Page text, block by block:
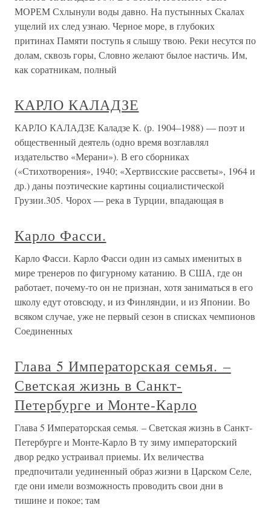
МОРЕМ Схлынули воды давно. На пустынных Скалах
ущелий их след узнаю. Черное море, в глубоких
притинах Памяти поступь я слышу твою. Реки несутся по
долам, сквозь горы, Словно желают былое настичь. Им,
как соратникам, полный
КАРЛО КАЛАДЗЕ
КАРЛО КАЛАДЗЕ Каладзе К. (р. 1904–1988) — поэт и
общественный деятель (одно время возглавлял
издательство «Мерани»). В его сборниках
(«Стихотворения», 1940; «Хертвисские рассветы», 1964 и
др.) даны поэтические картины социалистической
Грузии.305. Чорох — река в Турции, впадающая в
Карло Фасси.
Карло Фасси. Карло Фасси один из самых именитых в
мире тренеров по фигурному катанию. В США, где он
работает, почему-то он не признан, хотя заниматься в его
школу едут отовсюду, и из Финляндии, и из Японии. Во
всяком случае, уже не первый сезон в списках чемпионов
Соединенных
Глава 5 Императорская семья. –
Светская жизнь в Санкт-
Петербурге и Монте-Карло
Глава 5 Императорская семья. – Светская жизнь в Санкт-
Петербурге и Монте-Карло В ту зиму императорский
двор редко устраивал приемы. Их величества
предпочитали уединенный образ жизни в Царском Селе,
где они имели возможность проводить свои дни в
тишине и покое; там